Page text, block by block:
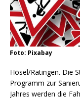
Foto: Pixabay
Hösel/Ratingen. Die
Programm zur
Jahres werden die